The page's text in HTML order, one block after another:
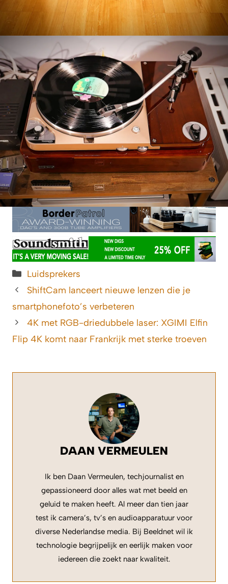
Categorieën
Luidsprekers
ShiftCam lanceert nieuwe lenzen die je
smartphonefoto’s verbeteren
4K met RGB-driedubbele laser: XGIMI Elfin
Flip 4K komt naar Frankrijk met sterke troeven
DAAN VERMEULEN
Ik ben Daan Vermeulen, techjournalist en
gepassioneerd door alles wat met beeld en
geluid te maken heeft. Al meer dan tien jaar
test ik camera’s, tv’s en audioapparatuur voor
diverse Nederlandse media. Bij Beeldnet wil ik
technologie begrijpelijk en eerlijk maken voor
iedereen die zoekt naar kwaliteit.